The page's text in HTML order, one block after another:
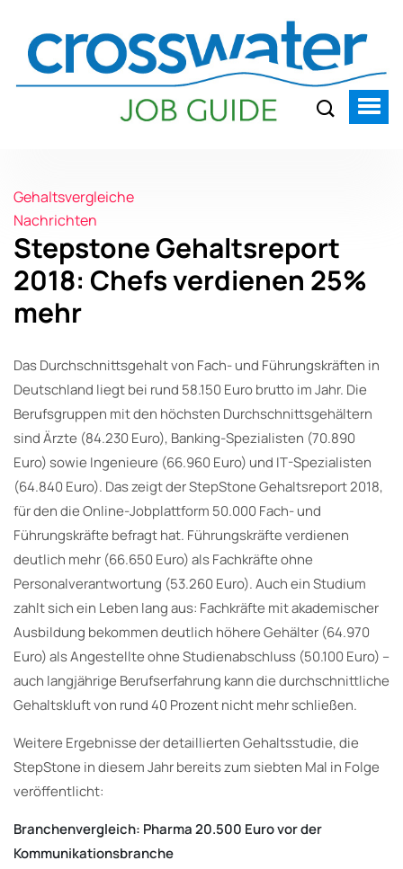
Gehaltsvergleiche
Nachrichten
Stepstone Gehaltsreport
2018: Chefs verdienen 25%
mehr
Das Durchschnittsgehalt von Fach- und Führungskräften in
Deutschland liegt bei rund 58.150 Euro brutto im Jahr. Die
Berufsgruppen mit den höchsten Durchschnittsgehältern
sind Ärzte (84.230 Euro), Banking-Spezialisten (70.890
Euro) sowie Ingenieure (66.960 Euro) und IT-Spezialisten
(64.840 Euro). Das zeigt der StepStone Gehaltsreport 2018,
für den die Online-Jobplattform 50.000 Fach- und
Führungskräfte befragt hat. Führungskräfte verdienen
deutlich mehr (66.650 Euro) als Fachkräfte ohne
Personalverantwortung (53.260 Euro). Auch ein Studium
zahlt sich ein Leben lang aus: Fachkräfte mit akademischer
Ausbildung bekommen deutlich höhere Gehälter (64.970
Euro) als Angestellte ohne Studienabschluss (50.100 Euro) –
auch langjährige Berufserfahrung kann die durchschnittliche
Gehaltskluft von rund 40 Prozent nicht mehr schließen.
Weitere Ergebnisse der detaillierten Gehaltsstudie, die
StepStone in diesem Jahr bereits zum siebten Mal in Folge
veröffentlicht:
Branchenvergleich: Pharma 20.500 Euro vor der
Kommunikationsbranche